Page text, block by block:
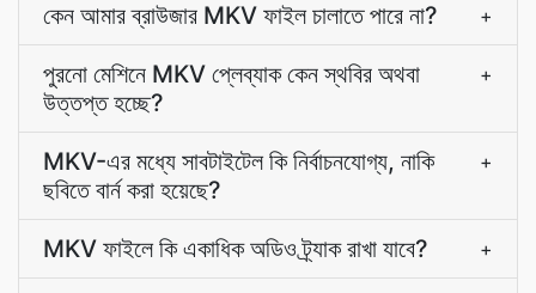
কেন আমার ব্রাউজার MKV ফাইল চালাতে পারে না? +
পুরনো মেশিনে MKV প্লেব্যাক কেন স্থবির অথবা
উত্তপ্ত হচ্ছে?
+
MKV-এর মধ্যে সাবটাইটেল কি নির্বাচনযোগ্য, নাকি
ছবিতে বার্ন করা হয়েছে?
+
MKV ফাইলে কি একাধিক অডিও ট্র্যাক রাখা যাবে? +